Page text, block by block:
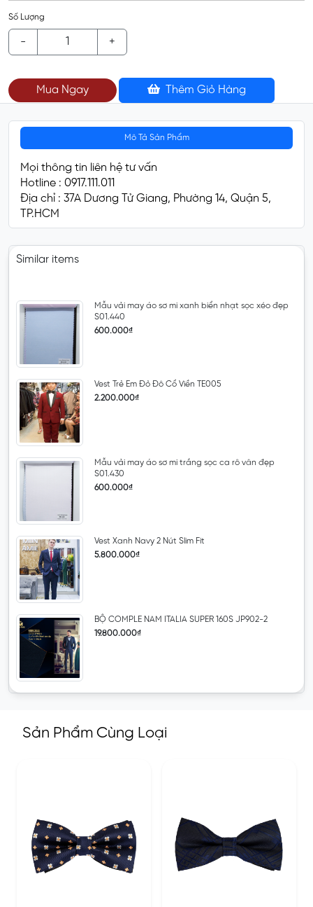
Số Lượng
- +
Mua Ngay Thêm Giỏ Hàng
Mô Tả Sản Phẩm
Mọi thông tin liên hệ tư vấn
Hotline : 0917.111.011
Địa chỉ : 37A Dương Tử Giang, Phường 14, Quận 5,
TP.HCM
Similar items
Mẫu vải may áo sơ mi xanh biển nhạt sọc xéo đẹp
S01.440
600.000₫
Vest Trẻ Em Đỏ Đô Cổ Viền TE005
2.200.000₫
Mẫu vải may áo sơ mi trắng sọc ca rô vân đẹp
S01.430
600.000₫
Vest Xanh Navy 2 Nút Slim Fit
5.800.000₫
BỘ COMPLE NAM ITALIA SUPER 160S JP902-2
19.800.000₫
Sản Phẩm Cùng Loại